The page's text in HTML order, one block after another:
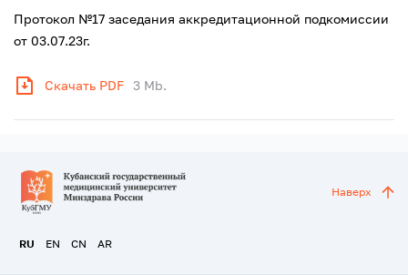
Протокол №17 заседания аккредитационной подкомиссии
от 03.07.23г.
Скачать PDF 3 Mb.
RU EN CN AR
Наверх